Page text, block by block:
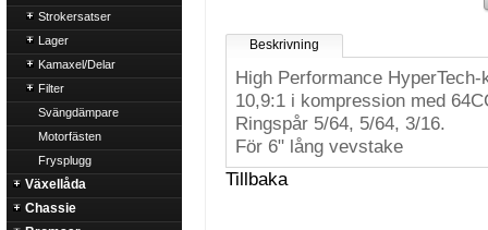
Strokersatser
Lager
Kamaxel/Delar
Filter
Svängdämpare
Motorfästen
Frysplugg
Växellåda
Chassie
Beskrivning
High Performance
10,9:1 i kompression med
Ringspår 5/64, 5/64, 3/16.
För 6" lång vevstake
Tillbaka